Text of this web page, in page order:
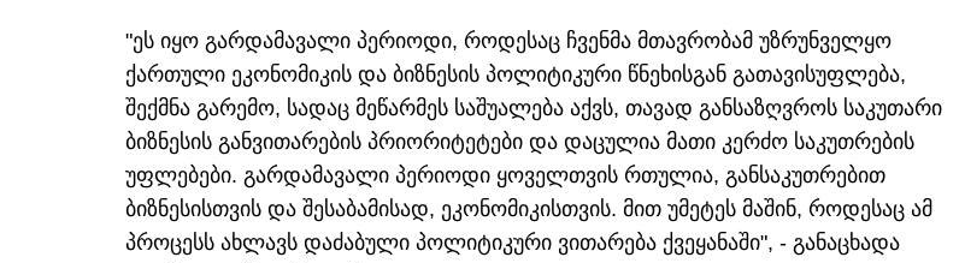
"ეს იყო გარდამავალი პერიოდი, როდესაც ჩვენმა მთავრობამ უზრუნველყო
ქართული ეკონომიკის და ბიზნესის პოლიტიკური წნეხისგან გათავისუფლება,
შექმნა გარემო, სადაც მეწარმეს საშუალება აქვს, თავად განსაზღვროს საკუთარი
ბიზნესის განვითარების პრიორიტეტები და დაცულია მათი კერძო საკუთრების
უფლებები. გარდამავალი პერიოდი ყოველთვის რთულია, განსაკუთრებით
ბიზნესისთვის და შესაბამისად, ეკონომიკისთვის. მით უმეტეს მაშინ, როდესაც ამ
პროცესს ახლავს დაძაბული პოლიტიკური ვითარება ქვეყანაში", - განაცხადა